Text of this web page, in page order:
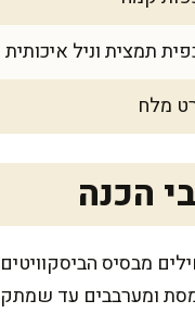
מלח
הכנה
מבסיס
ומערבבים עד